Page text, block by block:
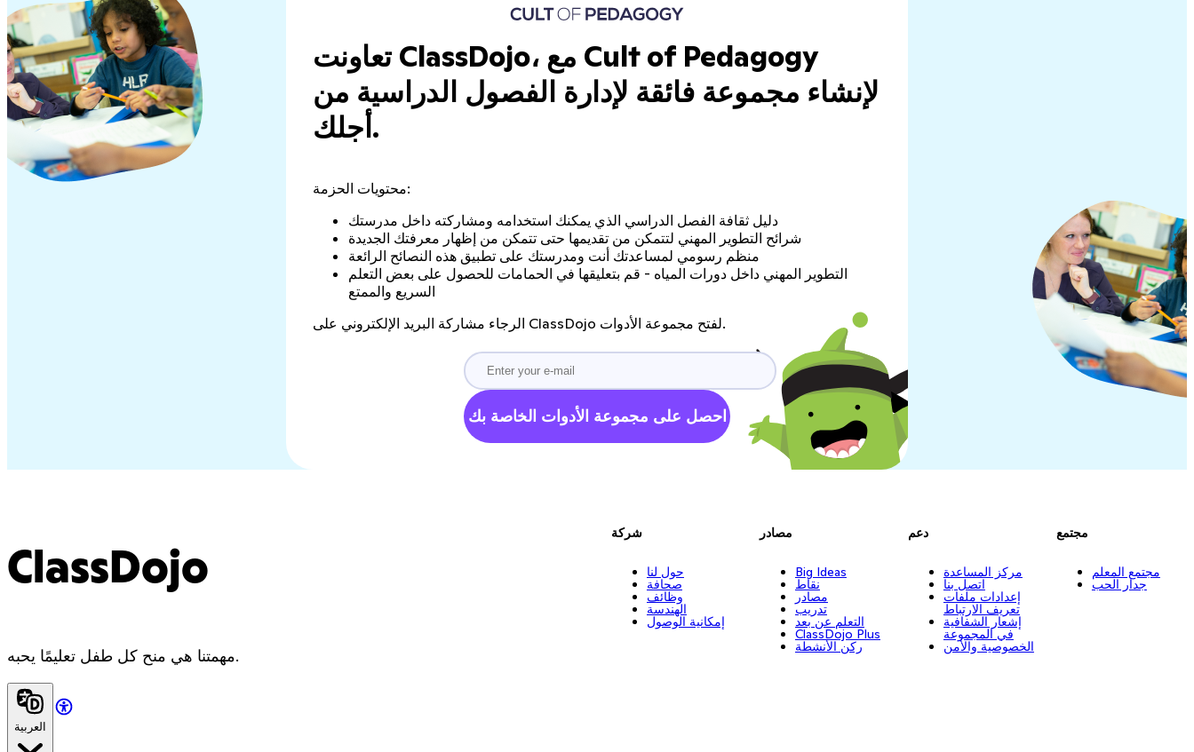
تعاونت ClassDojo، مع Cult of Pedagogy
لإنشاء مجموعة فائقة لإدارة الفصول الدراسية من
أجلك.
محتويات الحزمة:
دليل ثقافة الفصل الدراسي الذي يمكنك استخدامه ومشاركته داخل مدرستك
شرائح التطوير المهني لتتمكن من تقديمها حتى تتمكن من إظهار معرفتك الجديدة
منظم رسومي لمساعدتك أنت ومدرستك على تطبيق هذه النصائح الرائعة
التطوير المهني داخل دورات المياه - قم بتعليقها في الحمامات للحصول على بعض التعلم
السريع والممتع
الرجاء مشاركة البريد الإلكتروني على ClassDojo لفتح مجموعة الأدوات.
احصل على مجموعة الأدوات الخاصة بك
ClassDojo
مهمتنا هي منح كل طفل تعليمًا يحبه.
العربية
شركة
حول لنا
صحافة
وظائف
الهندسة
إمكانية الوصول
مصادر
Big Ideas
نقاط
مصادر
تدريب
التعلم عن بعد
ClassDojo Plus
ركن الأنشطة
دعم
مركز المساعدة
اتصل بنا
إعدادات ملفات
تعريف الارتباط
إشعار الشفافية
في المجموعة
الخصوصية والأمن
مجتمع
مجتمع المعلم
جدار الحب